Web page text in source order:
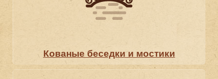
Кованые беседки и мостики